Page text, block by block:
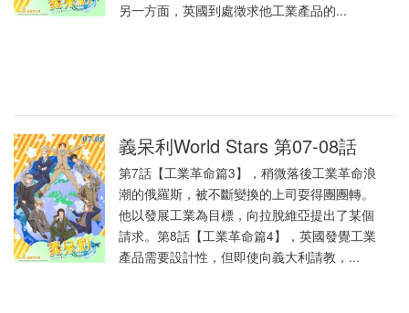
另一方面，英國到處徵求他工業產品的...
義呆利World Stars 第07-08話
第7話【工業革命篇3】，稍微落後工業革命浪
潮的俄羅斯，被不斷變換的上司耍得團團轉。
他以發展工業為目標，向拉脫維亞提出了某個
請求。第8話【工業革命篇4】，英國發覺工業
產品需要設計性，但即使向義大利請教，...